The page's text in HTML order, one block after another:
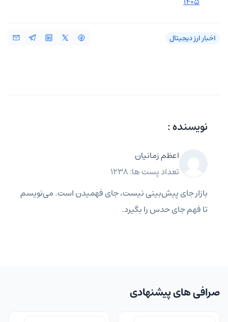
اخبار ارز دیجیتال
نویسنده :
اعظم زمانیان
تعداد پست ها: 1238
بازار جای پیش‌بینی نیست، جای فهمیدن است. می‌نویسم
تا فهم جای حدس را بگیرد.
صرافی های پیشنهادی